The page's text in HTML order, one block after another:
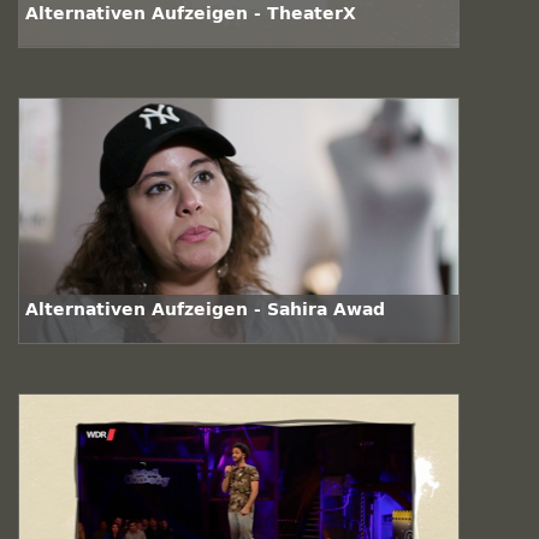
Alternativen Aufzeigen - TheaterX
Alternativen Aufzeigen - Sahira Awad